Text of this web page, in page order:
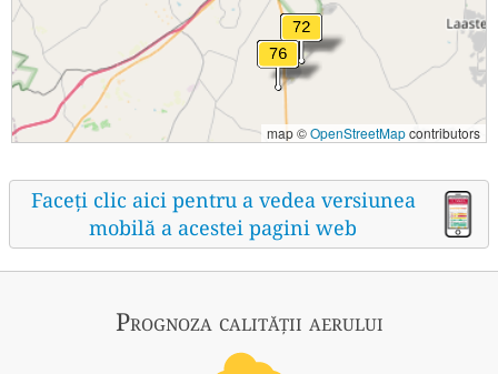
map ©OpenStreetMapcontributors
Faceți clic aici pentru a vedea versiunea
mobilă a acestei pagini web
Prognoza calității aerului